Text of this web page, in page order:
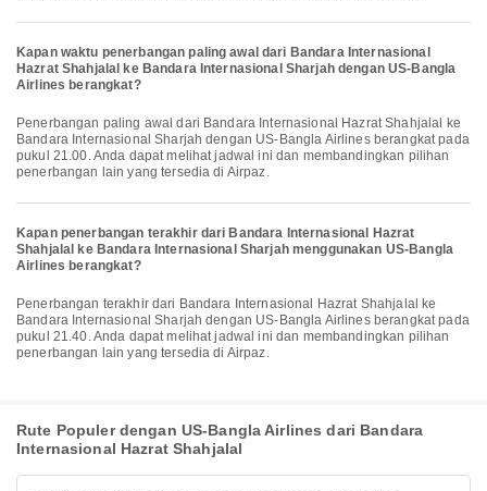
Kapan waktu penerbangan paling awal dari Bandara Internasional
Hazrat Shahjalal ke Bandara Internasional Sharjah dengan US-Bangla
Airlines berangkat?
Penerbangan paling awal dari Bandara Internasional Hazrat Shahjalal ke
Bandara Internasional Sharjah dengan US-Bangla Airlines berangkat pada
pukul 21.00. Anda dapat melihat jadwal ini dan membandingkan pilihan
penerbangan lain yang tersedia di Airpaz.
Kapan penerbangan terakhir dari Bandara Internasional Hazrat
Shahjalal ke Bandara Internasional Sharjah menggunakan US-Bangla
Airlines berangkat?
Penerbangan terakhir dari Bandara Internasional Hazrat Shahjalal ke
Bandara Internasional Sharjah dengan US-Bangla Airlines berangkat pada
pukul 21.40. Anda dapat melihat jadwal ini dan membandingkan pilihan
penerbangan lain yang tersedia di Airpaz.
Rute Populer dengan US-Bangla Airlines dari Bandara
Internasional Hazrat Shahjalal